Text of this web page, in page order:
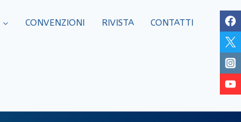
CONVENZIONI RIVISTA CONTATTI